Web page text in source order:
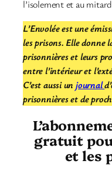
l’isolement et au
L’Envolée est une
les prisons. Elle donne
prisonnières et leurs
entre l’intérieur et
C’est aussi unjournal
prisonnières et de
gratuit
et les